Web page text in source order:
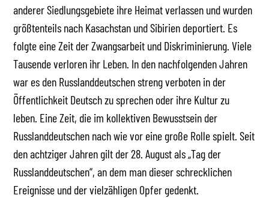
anderer Siedlungsgebiete ihre Heimat verlassen und wurden
größtenteils nach Kasachstan und Sibirien deportiert. Es
folgte eine Zeit der Zwangsarbeit und Diskriminierung. Viele
Tausende verloren ihr Leben. In den nachfolgenden Jahren
war es den Russlanddeutschen streng verboten in der
Öffentlichkeit Deutsch zu sprechen oder ihre Kultur zu
leben. Eine Zeit, die im kollektiven Bewusstsein der
Russlanddeutschen nach wie vor eine große Rolle spielt. Seit
den achtziger Jahren gilt der 28. August als „Tag der
Russlanddeutschen“, an dem man dieser schrecklichen
Ereignisse und der vielzähligen Opfer gedenkt.